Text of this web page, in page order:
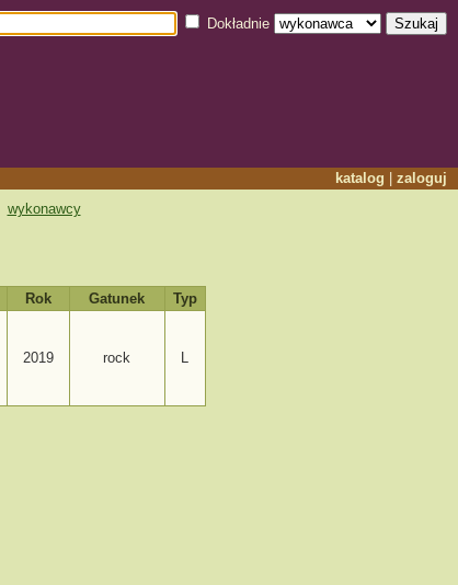
Dokładnie
katalog
zaloguj
wykonawcy
Rok Gatunek Typ
2019 rock L